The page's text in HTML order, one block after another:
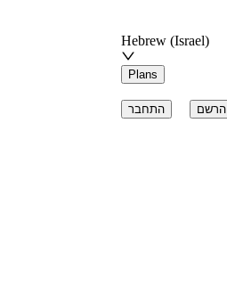
Hebrew (Israel)
Plans
התחבר הרשם